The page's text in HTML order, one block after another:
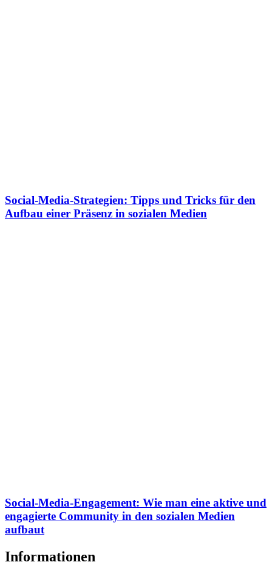
Social-Media-Strategien: Tipps und Tricks für den
Aufbau einer Präsenz in sozialen Medien
Social-Media-Engagement: Wie man eine aktive und
engagierte Community in den sozialen Medien
aufbaut
Informationen